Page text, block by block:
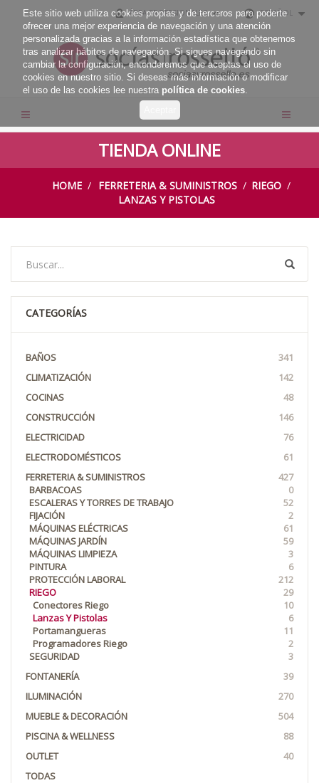
ÁREA PROFESIONALES ESPAÑOL
TIENDA ONLINE
HOME FERRETERIA & SUMINISTROS
RIEGO
LANZAS Y PISTOLAS
CATEGORÍAS
BAÑOS
341
CLIMATIZACIÓN
142
COCINAS
48
CONSTRUCCIÓN
146
ELECTRICIDAD
76
ELECTRODOMÉSTICOS
61
FERRETERIA & SUMINISTROS
427
BARBACOAS
0
ESCALERAS Y TORRES DE TRABAJO
52
FIJACIÓN
2
MÁQUINAS ELÉCTRICAS
61
MÁQUINAS JARDÍN
59
MÁQUINAS LIMPIEZA
3
PINTURA
6
PROTECCIÓN LABORAL
212
RIEGO
29
Conectores Riego
10
Lanzas Y Pistolas
6
Portamangueras
11
Programadores Riego
2
SEGURIDAD
3
FONTANERÍA
39
ILUMINACIÓN
270
MUEBLE & DECORACIÓN
504
PISCINA & WELLNESS
88
OUTLET
40
TODAS
Este sitio web utiliza cookies propias y de terceros para poderte
ofrecer una mejor experiencia de navegación y una atención
personalizada gracias a la información estadística que obtenemos
tras analizar hábitos de navegación. Si sigues navegando sin
cambiar la configuración, entenderemos que aceptas el uso de
cookies en nuestro sitio. Si deseas más información o modificar
el uso de las cookies lee nuestra política de cookies.